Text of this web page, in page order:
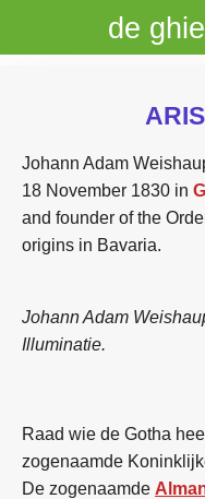
to
de
Johann Adam
18 November 1830 in
and founder of the
origins in Bavaria.
Johann Adam
Illuminatie.
Raad wie de Gotha
zogenaamde
De zogenaamde